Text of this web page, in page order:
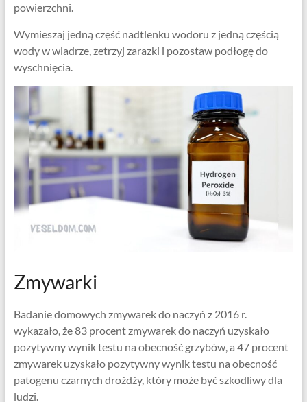
powierzchni.
Wymieszaj jedną część nadtlenku wodoru z jedną częścią
wody w wiadrze, zetrzyj zarazki i pozostaw podłogę do
wyschnięcia.
Zmywarki
Badanie domowych zmywarek do naczyń z 2016 r.
wykazało, że 83 procent zmywarek do naczyń uzyskało
pozytywny wynik testu na obecność grzybów, a 47 procent
zmywarek uzyskało pozytywny wynik testu na obecność
patogenu czarnych drożdży, który może być szkodliwy dla
ludzi.